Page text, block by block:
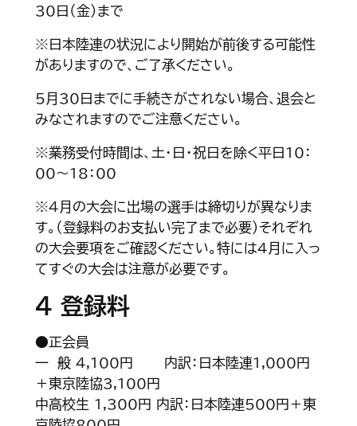
30日（金）まで
※日本陸連の状況により開始が前後する可能性
がありますので、ご了承ください。
5月30日までに手続きがされない場合、退会と
みなされますのでご注意ください。
※業務受付時間は、土・日・祝日を除く平日10：
00～18：00
※4月の大会に出場の選手は締切りが異なりま
す。（登録料のお支払い完了まで必要）それぞれ
の大会要項をご確認ください。特には4月に入っ
てすぐの大会は注意が必要です。
4 登録料
●正会員
一 般 4,100円 内訳：日本陸連1,000円
＋東京陸協3,100円
中高校生 1,300円 内訳：日本陸連500円＋東